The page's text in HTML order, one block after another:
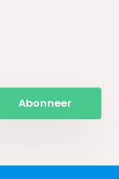
Abonneer